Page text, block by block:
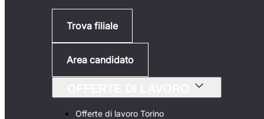
Trova filiale
Area candidato
Offerte di lavoro Torino